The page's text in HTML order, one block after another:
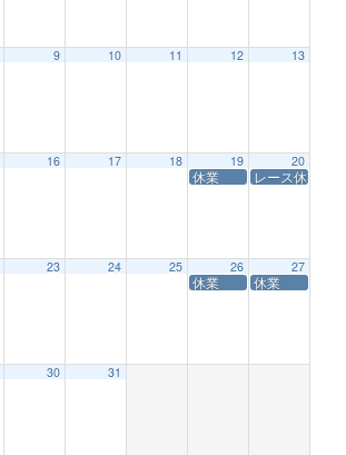
9 10 11 12 13
16 17 18 19
休業
20
レース休業
23 24 25 26
休業
27
休業
30 31